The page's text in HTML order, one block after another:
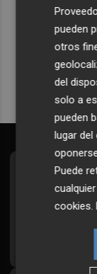
Todos
pueden
otros
del
solo a
pueden
lugar
Puede
cookies.